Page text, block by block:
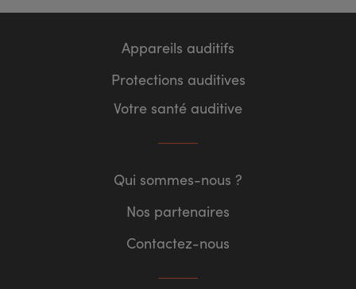
Appareils auditifs
Protections auditives
Votre santé auditive
Qui sommes-nous ?
Nos partenaires
Contactez-nous